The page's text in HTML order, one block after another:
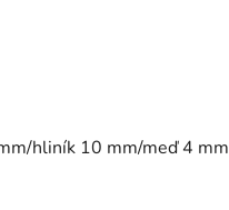
hliník 10 mm/meď 4 mm